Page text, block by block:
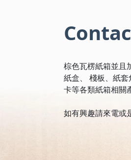
棕色瓦楞紙箱並且
紙盒、 棧板、紙
卡等各類紙箱相關
如有興趣請來電或